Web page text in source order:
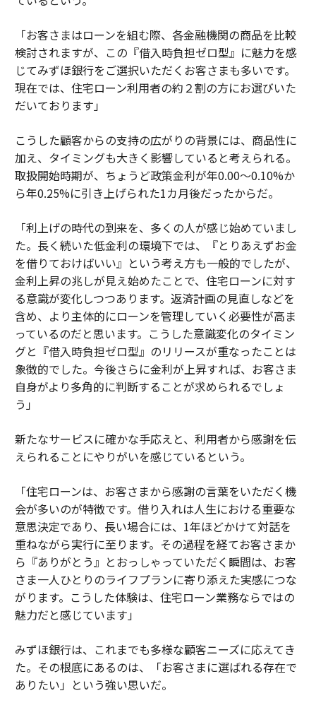
「お客さまはローンを組む際、各金融機関の商品を比較
検討されますが、この『借入時負担ゼロ型』に魅力を感
じてみずほ銀行をご選択いただくお客さまも多いです。
現在では、住宅ローン利用者の約２割の方にお選びいた
だいております」
こうした顧客からの支持の広がりの背景には、商品性に
加え、タイミングも大きく影響していると考えられる。
取扱開始時期が、ちょうど政策金利が年0.00〜0.10%か
ら年0.25%に引き上げられた1カ月後だったからだ。
「利上げの時代の到来を、多くの人が感じ始めていまし
た。長く続いた低金利の環境下では、『とりあえずお金
を借りておけばいい』という考え方も一般的でしたが、
金利上昇の兆しが見え始めたことで、住宅ローンに対す
る意識が変化しつつあります。返済計画の見直しなどを
含め、より主体的にローンを管理していく必要性が高ま
っているのだと思います。こうした意識変化のタイミン
グと『借入時負担ゼロ型』のリリースが重なったことは
象徴的でした。今後さらに金利が上昇すれば、お客さま
自身がより多角的に判断することが求められるでしょ
う」
新たなサービスに確かな手応えと、利用者から感謝を伝
えられることにやりがいを感じているという。
「住宅ローンは、お客さまから感謝の言葉をいただく機
会が多いのが特徴です。借り入れは人生における重要な
意思決定であり、長い場合には、1年ほどかけて対話を
重ねながら実行に至ります。その過程を経てお客さまか
ら『ありがとう』とおっしゃっていただく瞬間は、お客
さま一人ひとりのライフプランに寄り添えた実感につな
がります。こうした体験は、住宅ローン業務ならではの
魅力だと感じています」
みずほ銀行は、これまでも多様な顧客ニーズに応えてき
た。その根底にあるのは、「お客さまに選ばれる存在で
ありたい」という強い思いだ。